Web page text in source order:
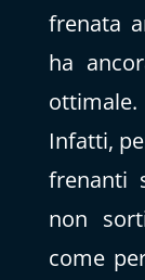
frenata
ha
ottimale.
Infatti,
frenanti
non
come